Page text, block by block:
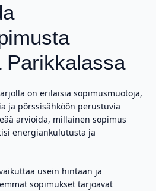
Parikkalassa
on erilaisia sopimusmuotoja,
ja pörssisähköön perustuvia
arvioida, millainen sopimus
energiankulutusta ja
usein hintaan ja
sopimukset tarjoavat